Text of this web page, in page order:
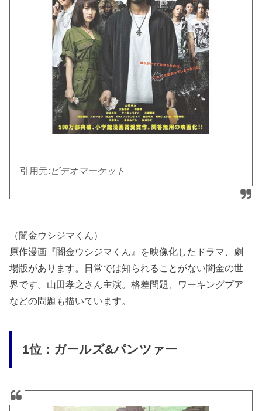
引用元: ビデオマーケット
（闇金ウシジマくん）
原作漫画『闇金ウシジマくん』を映像化したドラマ、劇
場版があります。日常では知られることがない闇金の世
界です。山田孝之さん主演。格差問題、ワーキングプア
などの問題も描いています。
1位：ガールズ&パンツァー